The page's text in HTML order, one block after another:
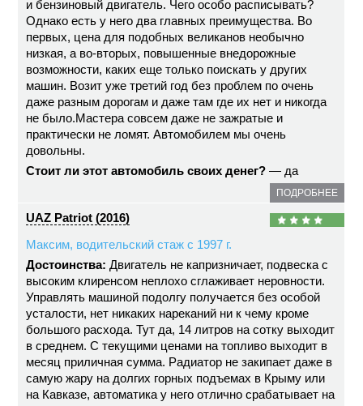
и бензиновый двигатель. Чего особо расписывать?
Однако есть у него два главных преимущества. Во
первых, цена для подобных великанов необычно
низкая, а во-вторых, повышенные внедорожные
возможности, каких еще только поискать у других
машин. Возит уже третий год без проблем по очень
даже разным дорогам и даже там где их нет и никогда
не было.Мастера совсем даже не зажратые и
практически не ломят. Автомобилем мы очень
довольны.
Стоит ли этот автомобиль своих денег? — да
ПОДРОБНЕЕ
UAZ Patriot (2016)
Максим, водительский стаж с 1997 г.
Достоинства: Двигатель не капризничает, подвеска с
высоким клиренсом неплохо сглаживает неровности.
Управлять машиной подолгу получается без особой
усталости, нет никаких нареканий ни к чему кроме
большого расхода. Тут да, 14 литров на сотку выходит
в среднем. С текущими ценами на топливо выходит в
месяц приличная сумма. Радиатор не закипает даже в
самую жару на долгих горных подъемах в Крыму или
на Кавказе, автоматика у него отлично срабатывает на